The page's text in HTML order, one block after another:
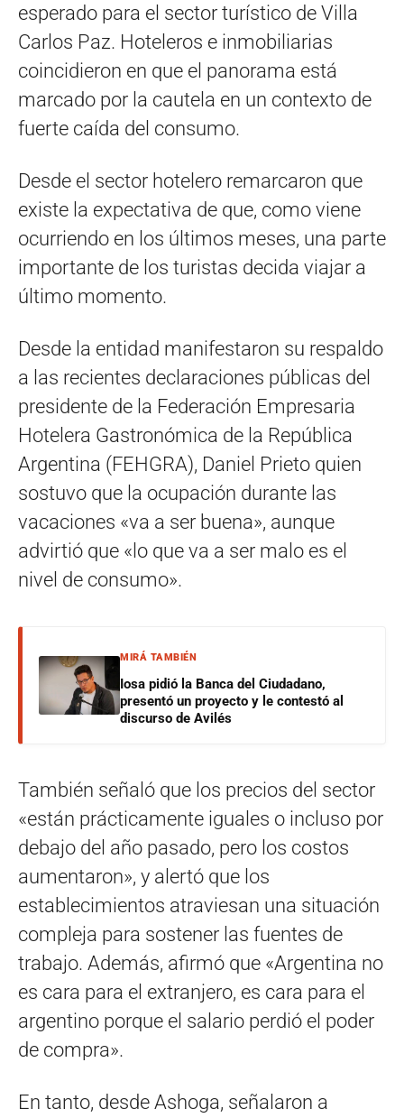
esperado para el sector turístico de Villa
Carlos Paz. Hoteleros e inmobiliarias
coincidieron en que el panorama está
marcado por la cautela en un contexto de
fuerte caída del consumo.
Desde el sector hotelero remarcaron que
existe la expectativa de que, como viene
ocurriendo en los últimos meses, una parte
importante de los turistas decida viajar a
último momento.
Desde la entidad manifestaron su respaldo
a las recientes declaraciones públicas del
presidente de la Federación Empresaria
Hotelera Gastronómica de la República
Argentina (FEHGRA), Daniel Prieto quien
sostuvo que la ocupación durante las
vacaciones «va a ser buena», aunque
advirtió que «lo que va a ser malo es el
nivel de consumo».
MIRÁ TAMBIÉN
Iosa pidió la Banca del Ciudadano,
presentó un proyecto y le contestó al
discurso de Avilés
También señaló que los precios del sector
«están prácticamente iguales o incluso por
debajo del año pasado, pero los costos
aumentaron», y alertó que los
establecimientos atraviesan una situación
compleja para sostener las fuentes de
trabajo. Además, afirmó que «Argentina no
es cara para el extranjero, es cara para el
argentino porque el salario perdió el poder
de compra».
En tanto, desde Ashoga, señalaron a